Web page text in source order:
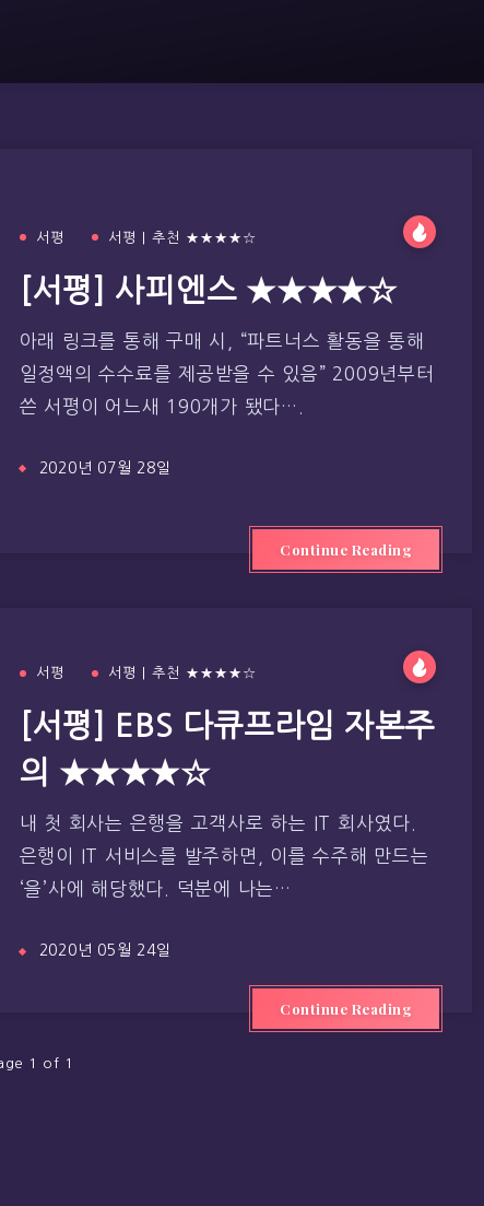
서평 서평 | 추천 ★★★★☆
[서평] 사피엔스 ★★★★☆
아래 링크를 통해 구매 시, “파트너스 활동을 통해
일정액의 수수료를 제공받을 수 있음” 2009년부터
쓴 서평이 어느새 190개가 됐다….
2020년 07월 28일
Continue Reading
서평 서평 | 추천 ★★★★☆
[서평] EBS 다큐프라임 자본주
의 ★★★★☆
내 첫 회사는 은행을 고객사로 하는 IT 회사였다.
은행이 IT 서비스를 발주하면, 이를 수주해 만드는
‘을’사에 해당했다. 덕분에 나는…
2020년 05월 24일
Continue Reading
1 of 1